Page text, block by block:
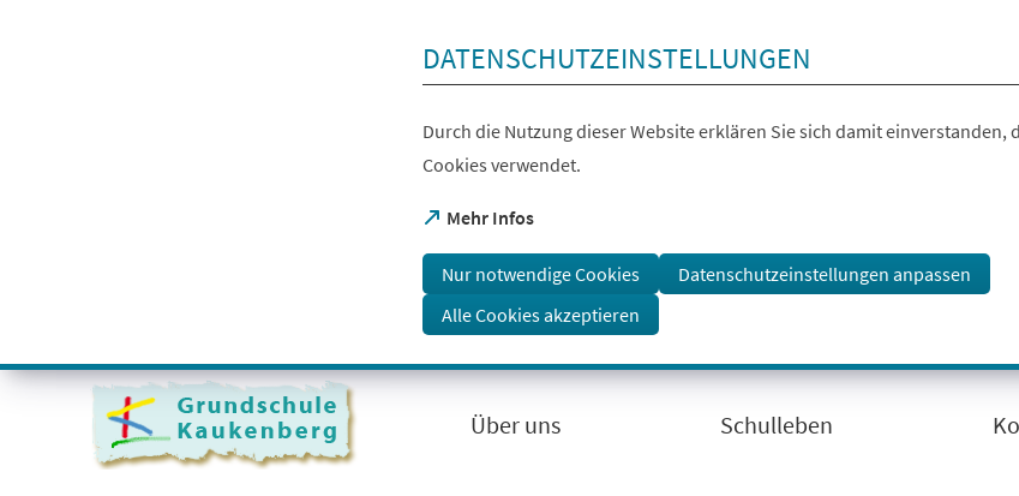
Visuelle
Assistenzsoftware
DATENSCHUTZEINSTELLUNGEN
Durch die Nutzung dieser Website erklären Sie sich damit einverstanden,
Cookies verwendet.
Mehr Infos
(Öffnet
einem
neuen
Tab)
Nur notwendige Cookies
Datenschutzeinstellungen anpassen
Alle Cookies akzeptieren
Über uns Schulleben